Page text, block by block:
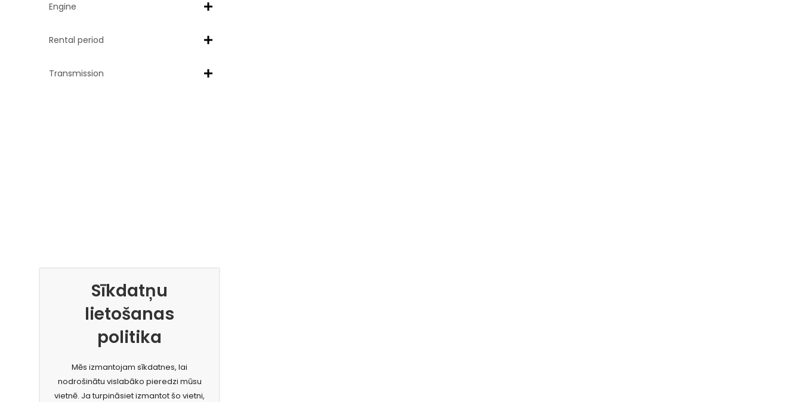
Engine
Rental period
Transmission
Sīkdatņu
lietošanas
politika
Mēs izmantojam sīkdatnes, lai
nodrošinātu vislabāko pieredzi mūsu
vietnē. Ja turpināsiet izmantot šo vietni,